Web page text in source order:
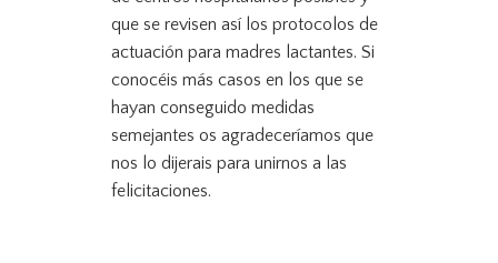
que se revisen así los protocolos de
actuación para madres lactantes. Si
conocéis más casos en los que se
hayan conseguido medidas
semejantes os agradeceríamos que
nos lo dijerais para unirnos a las
felicitaciones.